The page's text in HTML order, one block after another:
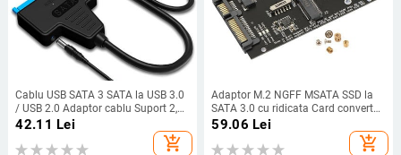
Cablu USB SATA 3 SATA la USB 3.0
/ USB 2.0 Adaptor cablu Suport 2,5
inchi/3,5 inchi SSD extern HDD
Hard Drive Sata III Alimentare CC
42.11 Lei
add_shopping_cart
Adaptor M.2 NGFF MSATA SSD la
SATA 3.0 cu ridicata Card convertor
2 în 1 pentru PC laptop
59.06 Lei
add_shopping_cart